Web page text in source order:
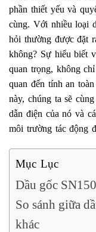
phần thiết yếu và
cùng. Với nhiều loại
hỏi thường được đặt
không? Sự hiểu biết
quan trọng, không
quan đến tính an
này, chúng ta sẽ
dẫn điện của nó và
môi trường tác động
Mục Lục
Dầu gốc
So sánh giữa
khác